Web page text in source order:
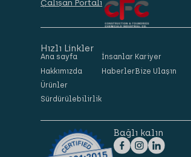
Çalışan Portalı
Hızlı Linkler
Ana sayfa
Hakkımızda
Ürünler
Sürdürülebilirlik
İnsanlar
Haberler
Kariyer
Bize Ulaşın
Bağlı kalın